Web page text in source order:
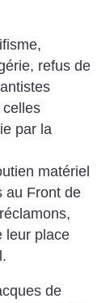
refus de
par la
matériel
au Front de
leur place
de